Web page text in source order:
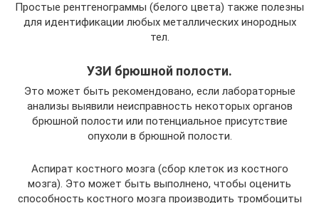
Простые рентгенограммы (белого цвета) также полезны
для идентификации любых металлических инородных
тел.
УЗИ брюшной полости.
Это может быть рекомендовано, если лабораторные
анализы выявили неисправность некоторых органов
брюшной полости или потенциальное присутствие
опухоли в брюшной полости.
Аспират костного мозга (сбор клеток из костного
мозга). Это может быть выполнено, чтобы оценить
способность костного мозга производить тромбоциты